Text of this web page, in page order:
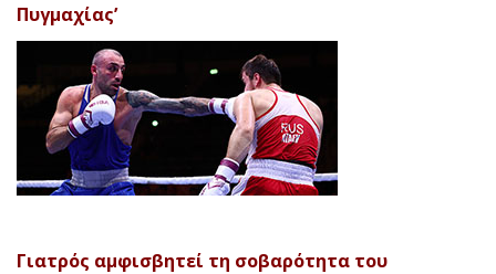
Πυγμαχίας’
Γιατρός αμφισβητεί τη σοβαρότητα του